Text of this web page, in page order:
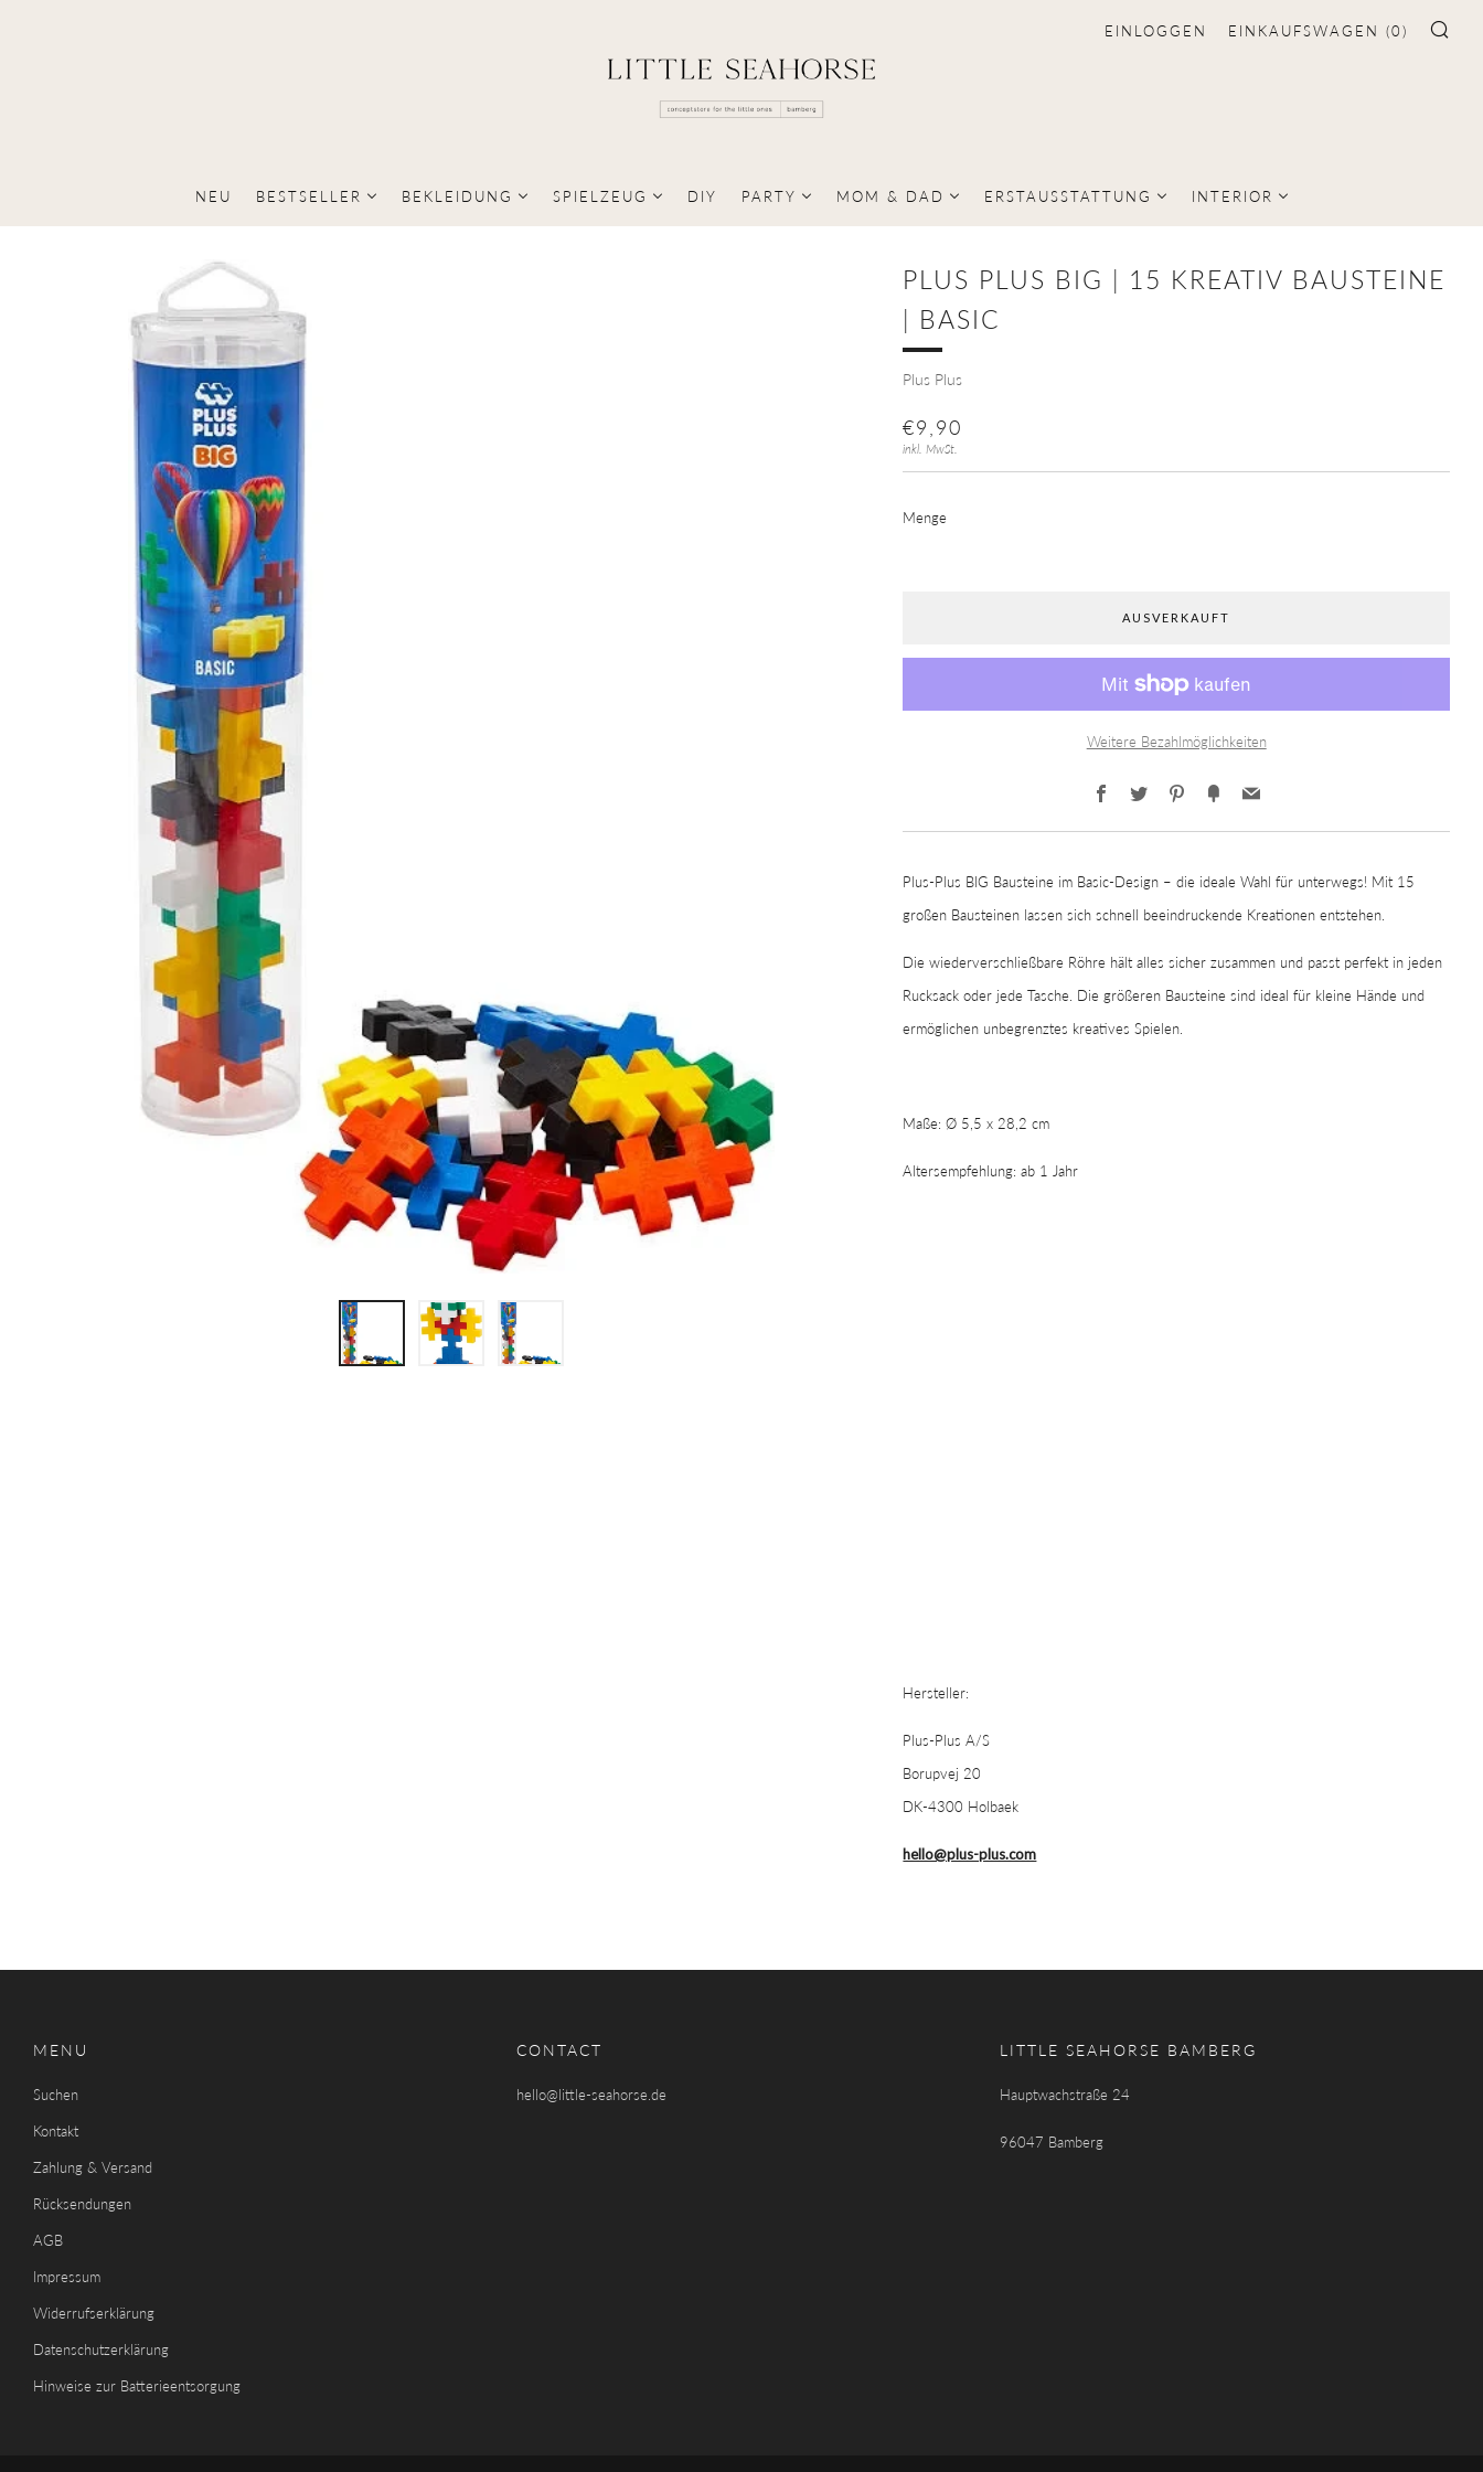
NEU BESTSELLER BEKLEIDUNG SPIELZEUG DIY PARTY MOM & DAD ERSTAUSSTATTUNG INTERIOR
EINLOGGEN EINKAUFSWAGEN (0)
PLUS PLUS BIG | 15 KREATIV BAUSTEINE
| BASIC
Plus Plus
NORMALER
PREIS
€9,90
inkl. MwSt.
Menge
AUSVERKAUFT
Weitere Bezahlmöglichkeiten
Facebook
Twitter Pinterest
Fancy
Plus-Plus BIG Bausteine im Basic-Design – die ideale Wahl für unterwegs! Mit 15
großen Bausteinen lassen sich schnell beeindruckende Kreationen entstehen.
Die wiederverschließbare Röhre hält alles sicher zusammen und passt perfekt in jeden
Rucksack oder jede Tasche. Die größeren Bausteine sind ideal für kleine Hände und
ermöglichen unbegrenztes kreatives Spielen.
Maße: Ø 5,5 x 28,2 cm
Altersempfehlung: ab 1 Jahr
Hersteller:
Plus-Plus A/S
Borupvej 20
DK-4300 Holbaek
hello@plus-plus.com
MENU
Suchen
Kontakt
Zahlung & Versand
Rücksendungen
AGB
Impressum
Widerrufserklärung
Datenschutzerklärung
Hinweise zur Batterieentsorgung
CONTACT
hello@little-seahorse.de
LITTLE SEAHORSE BAMBERG
Hauptwachstraße 24
96047 Bamberg